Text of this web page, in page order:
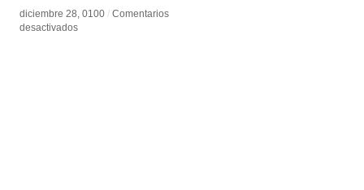
diciembre 28, 0100 / Comentarios
desactivadosen
diciembre 28, 0100 / Comentarios
desactivadosen